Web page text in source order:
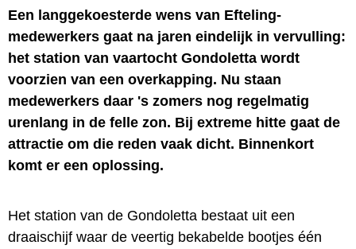
Een langgekoesterde wens van Efteling-
medewerkers gaat na jaren eindelijk in vervulling:
het station van vaartocht Gondoletta wordt
voorzien van een overkapping. Nu staan
medewerkers daar 's zomers nog regelmatig
urenlang in de felle zon. Bij extreme hitte gaat de
attractie om die reden vaak dicht. Binnenkort
komt er een oplossing.
Het station van de Gondoletta bestaat uit een
draaischijf waar de veertig bekabelde bootjes één